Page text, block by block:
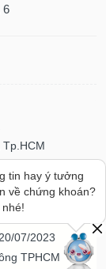
6
7237
2016
2017
07/2023
TPHCM
tin hay ý tưởng
về chứng khoán?